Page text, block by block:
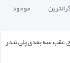
موجود
سه بعدی پلی تندر